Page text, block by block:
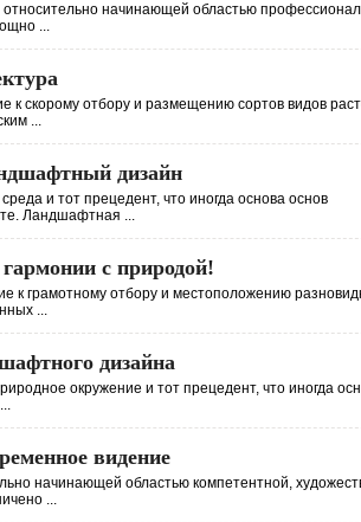
относительно начинающей областью
...
скорому отбору и размещению сортов видов
...
дизайн
и тот прецедент, что иногда основа основ
Ландшафтная ...
с природой!
к грамотному отбору и местоположению
...
дизайна
окружение и тот прецедент, что иногда
видение
начинающей областью компетентной,
...